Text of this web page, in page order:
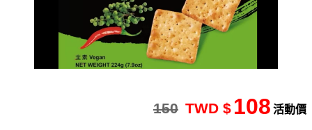
活動價
108
TWD $
150